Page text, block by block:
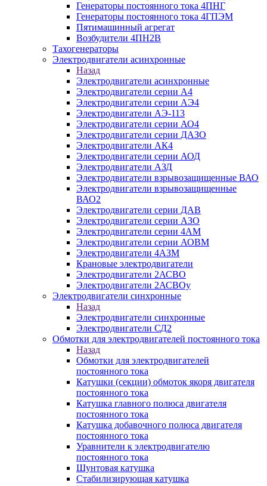
Генераторы постоянного тока 4ПНГ
Генераторы постоянного тока 4ГПЭМ
Пятимашинный агрегат
Возбудители 4ПН2В
Тахогенераторы
Электродвигатели асинхронные
Назад
Электродвигатели асинхронные
Электродвигатели серии А4
Электродвигатели серии АЭ4
Электродвигатели АЭ-113
Электродвигатели серии АО4
Электродвигатели серии ДАЗО
Электродвигатели АК4
Электродвигатели серии АОД
Электродвигатели АЗД
Электродвигатели взрывозащищенные ВАО
Электродвигатели взрывозащищенные
ВАО2
Электродвигатели серии ДАВ
Электродвигатели серии АЗО
Электродвигатели серии 4АМ
Электродвигатели серии АОВМ
Электродвигатели 4АЗМ
Крановые электродвигатели
Электродвигатели 2АСВО
Электродвигатели 2АСВОу
Электродвигатели синхронные
Назад
Электродвигатели синхронные
Электродвигатели СД2
Обмотки для электродвигателей постоянного тока
Назад
Обмотки для электродвигателей
постоянного тока
Катушки (секции) обмоток якоря двигателя
постоянного тока
Катушка главного полюса двигателя
постоянного тока
Катушка добавочного полюса двигателя
постоянного тока
Уравнители к электродвигателю
постоянного тока
Шунтовая катушка
Стабилизирующая катушка